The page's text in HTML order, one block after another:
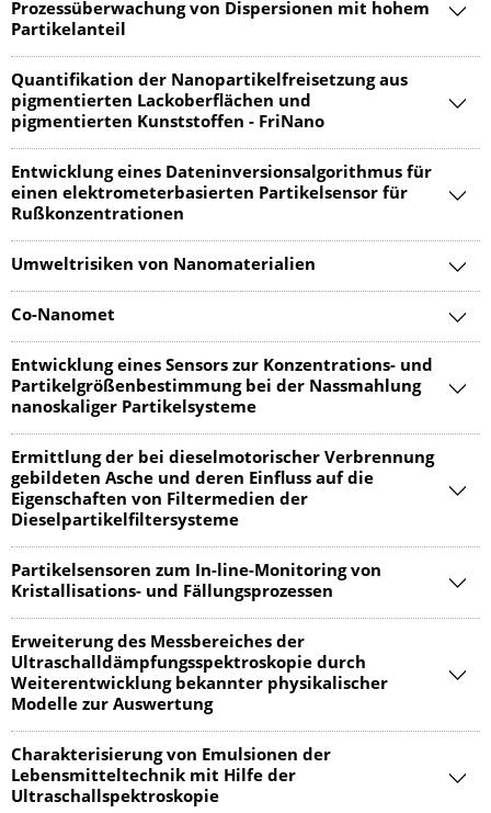
Prozessüberwachung von Dispersionen mit hohem
Partikelanteil
Quantifikation der Nanopartikelfreisetzung aus
pigmentierten Lackoberflächen und
pigmentierten Kunststoffen - FriNano
Entwicklung eines Dateninversionsalgorithmus für
einen elektrometerbasierten Partikelsensor für
Rußkonzentrationen
Umweltrisiken von Nanomaterialien
Co-Nanomet
Entwicklung eines Sensors zur Konzentrations- und
Partikelgrößenbestimmung bei der Nassmahlung
nanoskaliger Partikelsysteme
Ermittlung der bei dieselmotorischer Verbrennung
gebildeten Asche und deren Einfluss auf die
Eigenschaften von Filtermedien der
Dieselpartikelfiltersysteme
Partikelsensoren zum In-line-Monitoring von
Kristallisations- und Fällungsprozessen
Erweiterung des Messbereiches der
Ultraschalldämpfungsspektroskopie durch
Weiterentwicklung bekannter physikalischer
Modelle zur Auswertung
Charakterisierung von Emulsionen der
Lebensmitteltechnik mit Hilfe der
Ultraschallspektroskopie